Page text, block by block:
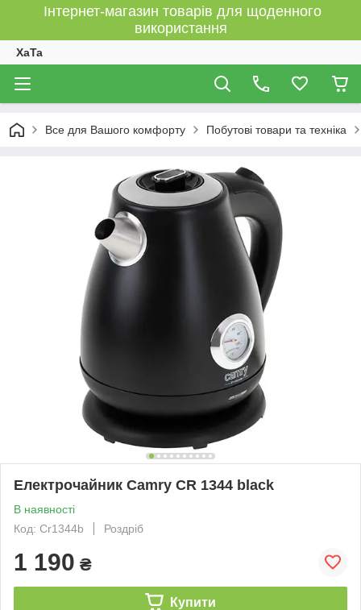
Інтернет-магазин товарів для щоденного
використання
XaTa
Все для Вашого комфорту Побутові товари та техніка
Електрочайник Camry CR 1344 black
В наявності
Код: Cr1344b
Роздріб
1 190 ₴
Купити